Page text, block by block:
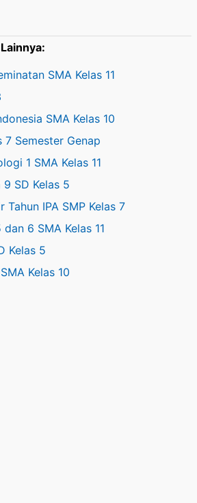
SMA Kelas 11
SMA Kelas 10
7 Semester Genap
1 SMA Kelas 11
9 SD Kelas 5
Tahun IPA SMP Kelas 7
dan 6 SMA Kelas 11
Kelas 5
Kelas 10